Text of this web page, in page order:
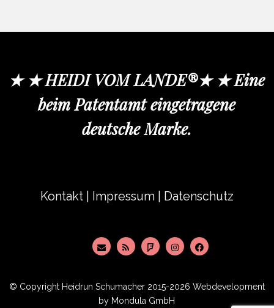
★ ★ HEIDI VOM LANDE®★ ★ Eine
beim Patentamt eingetragene
deutsche Marke.
Kontakt Impressum Datenschutz
© Copyright Heidrun Schumacher 2015-2026 Webdevelopment
by Mondula GmbH